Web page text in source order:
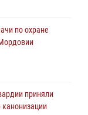
по охране
приняли